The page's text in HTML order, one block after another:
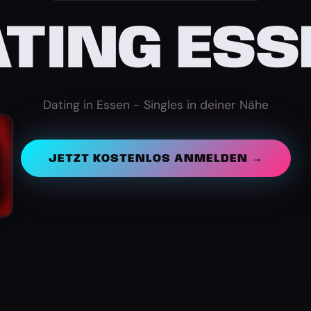
Dating in Essen - Singles in deiner Nähe
JETZT KOSTENLOS ANMELDEN →